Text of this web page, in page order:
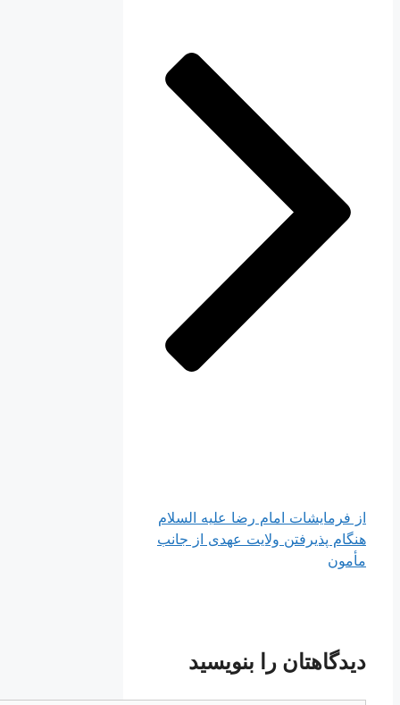
از فرمایشات امام رضا علیه السلام
هنگام پذیرفتن ولایت عهدی از جانب
مأمون
دیدگاهتان را بنویسید